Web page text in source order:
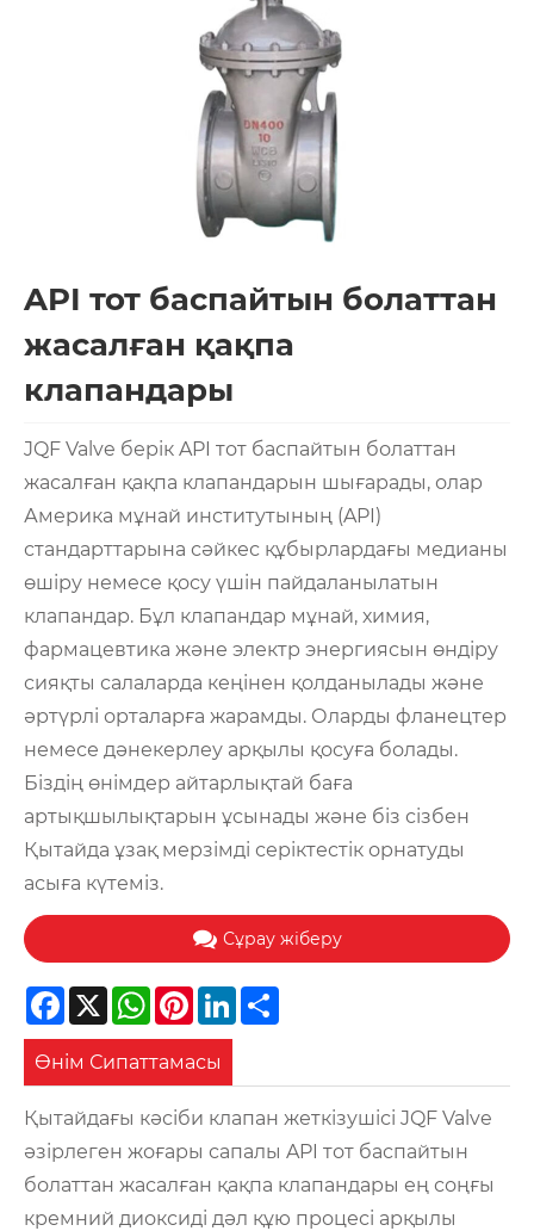
API тот баспайтын болаттан
жасалған қақпа
клапандары
JQF Valve берік API тот баспайтын болаттан
жасалған қақпа клапандарын шығарады, олар
Америка мұнай институтының (API)
стандарттарына сәйкес құбырлардағы медианы
өшіру немесе қосу үшін пайдаланылатын
клапандар. Бұл клапандар мұнай, химия,
фармацевтика және электр энергиясын өндіру
сияқты салаларда кеңінен қолданылады және
әртүрлі орталарға жарамды. Оларды фланецтер
немесе дәнекерлеу арқылы қосуға болады.
Біздің өнімдер айтарлықтай баға
артықшылықтарын ұсынады және біз сізбен
Қытайда ұзақ мерзімді серіктестік орнатуды
асыға күтеміз.
Сұрау жіберу
Facebook
X WhatsApp
Pinterest
LinkedIn
Өнім Сипаттамасы
Қытайдағы кәсіби клапан жеткізушісі JQF Valve
әзірлеген жоғары сапалы API тот баспайтын
болаттан жасалған қақпа клапандары ең соңғы
кремний диоксиді дәл құю процесі арқылы